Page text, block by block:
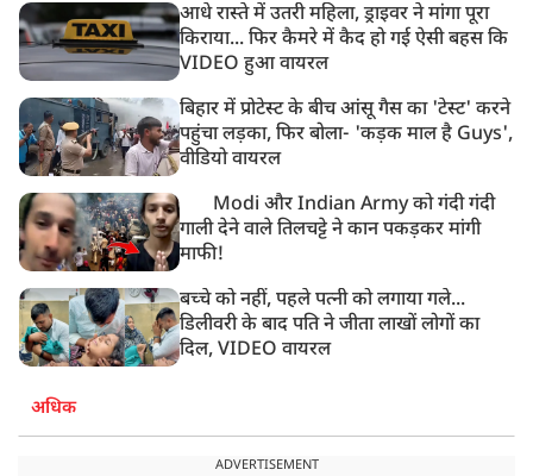
आधे रास्ते में उतरी महिला, ड्राइवर ने मांगा पूरा
किराया... फिर कैमरे में कैद हो गई ऐसी बहस कि
VIDEO हुआ वायरल
बिहार में प्रोटेस्ट के बीच आंसू गैस का 'टेस्ट' करने
पहुंचा लड़का, फिर बोला- 'कड़क माल है Guys',
वीडियो वायरल
Modi और Indian Army को गंदी गंदी
गाली देने वाले तिलचट्टे ने कान पकड़कर मांगी
माफी!
बच्चे को नहीं, पहले पत्नी को लगाया गले...
डिलीवरी के बाद पति ने जीता लाखों लोगों का
दिल, VIDEO वायरल
अधिक
ADVERTISEMENT